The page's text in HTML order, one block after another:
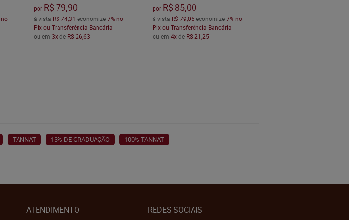
no
por R$ 79,90
à vista R$ 74,31 economize7% no
Pix ou Transferência Bancária
ou em 3xde R$ 26,63
por R$ 85,00
à vista R$ 79,05economize7% no
Pix ou Transferência Bancária
ou em 4xde R$ 21,25
TANNAT 13% DE GRADUAÇÃO 100% TANNAT
ATENDIMENTO REDES SOCIAIS